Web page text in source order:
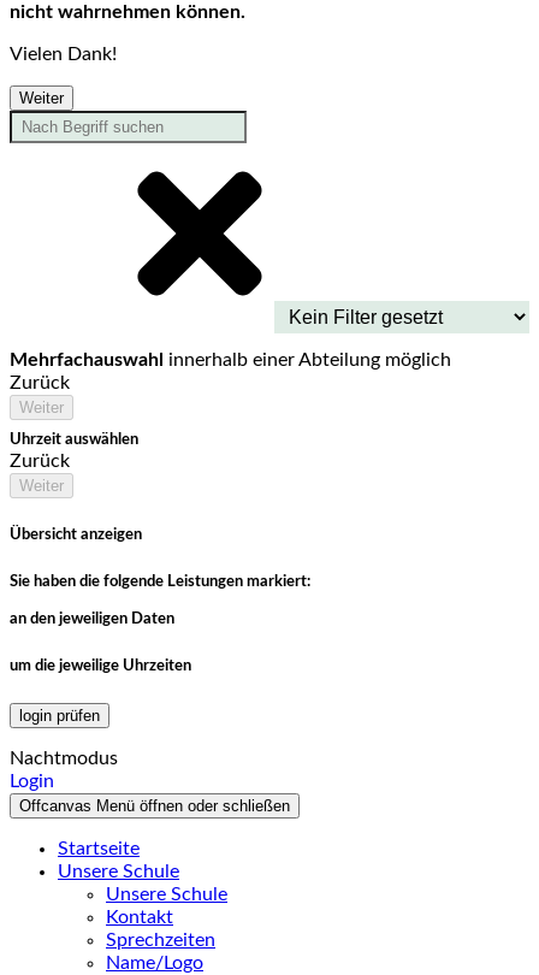
nicht wahrnehmen können.
Vielen Dank!
Weiter
Mehrfachauswahl innerhalb einer Abteilung möglich
Zurück
Weiter
Uhrzeit auswählen
Zurück
Weiter
Übersicht anzeigen
Sie haben die folgende Leistungen markiert:
an den jeweiligen Daten
um die jeweilige Uhrzeiten
login prüfen
Nachtmodus
Login
Offcanvas Menü öffnen oder schließen
Startseite
Unsere Schule
Unsere Schule
Kontakt
Sprechzeiten
Name/Logo